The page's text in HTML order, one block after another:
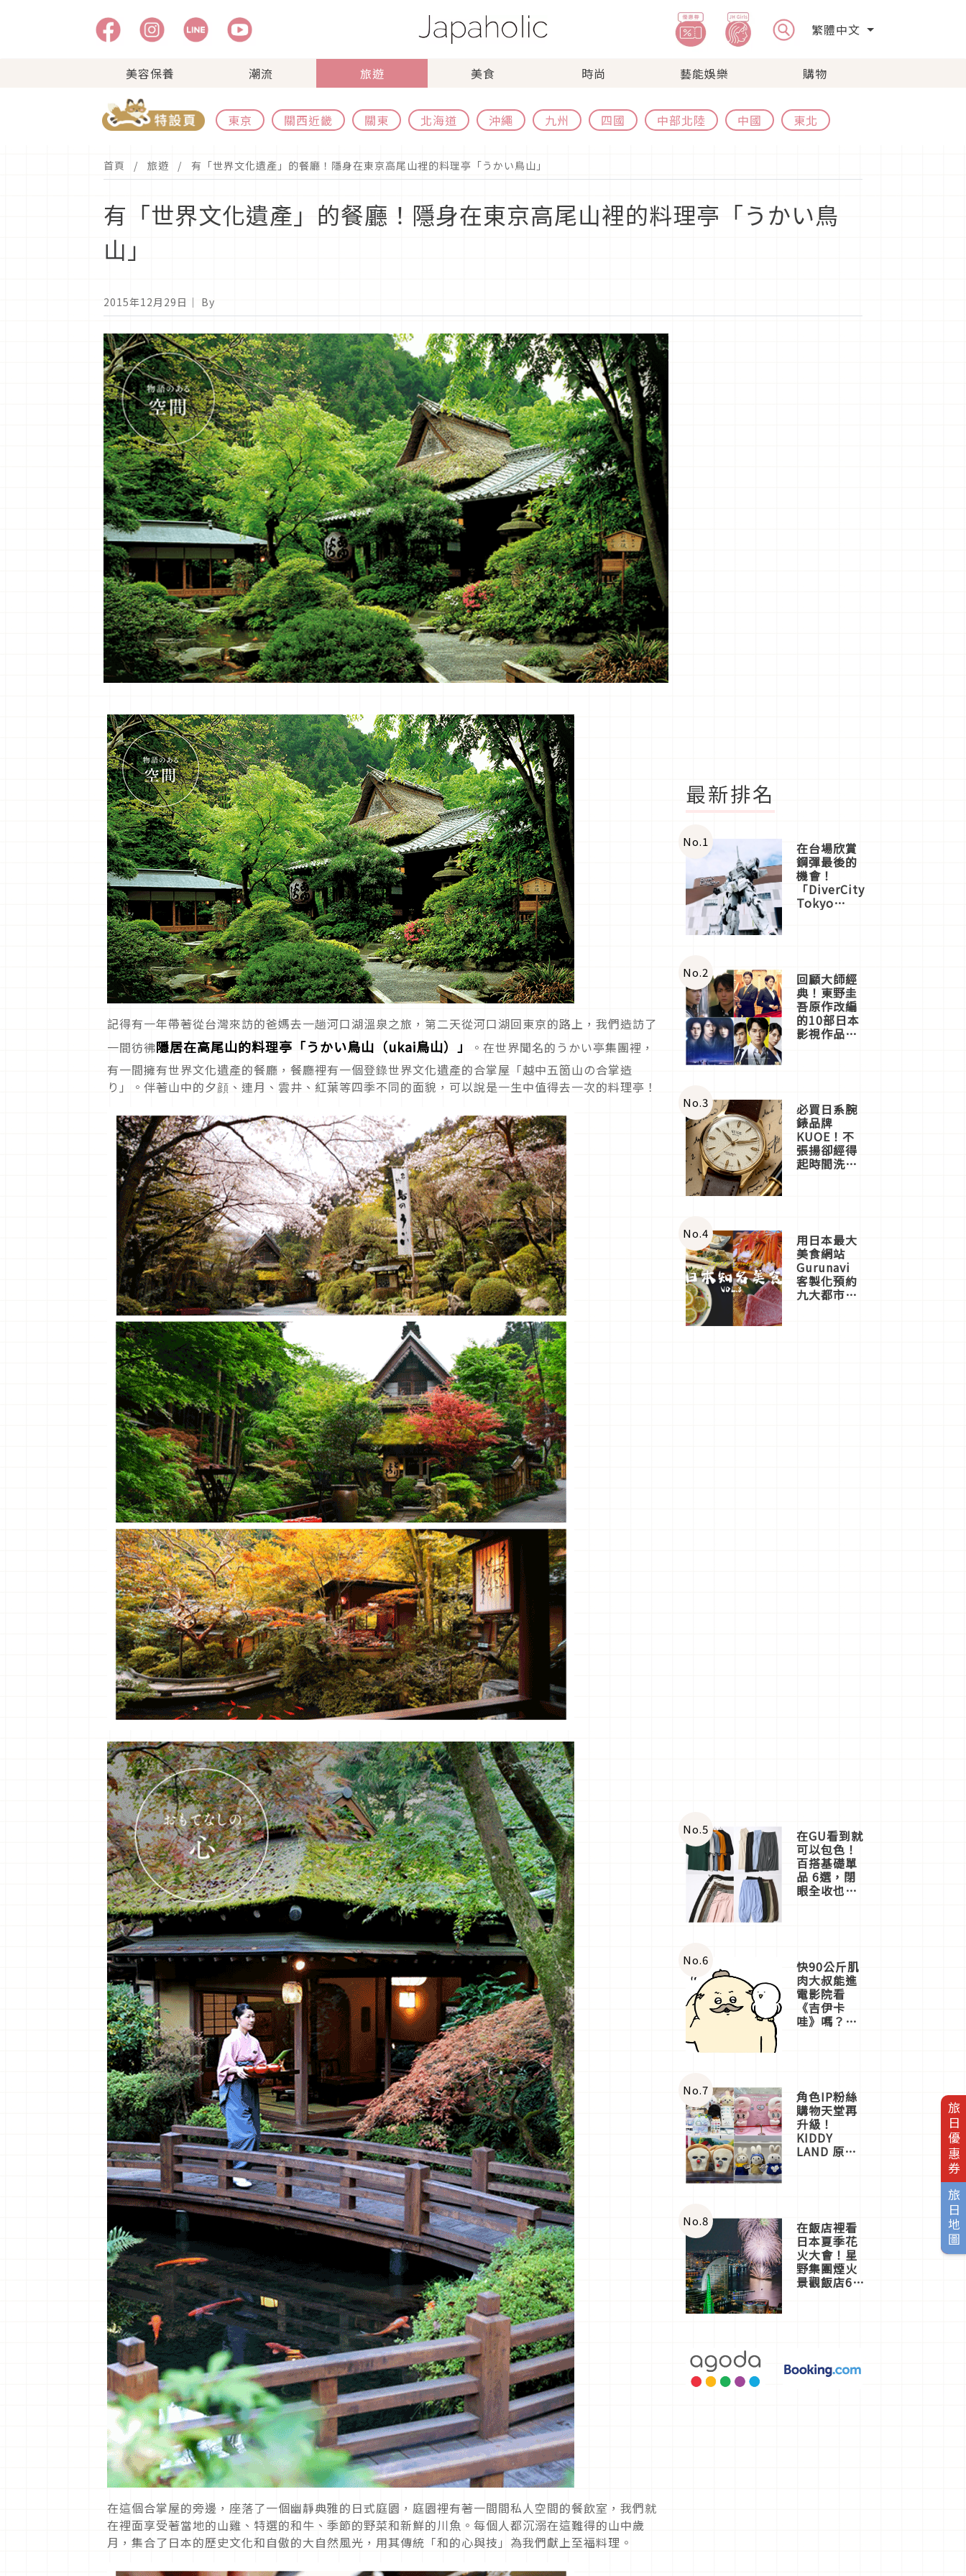
繁體中文
美容保養 潮流 旅遊 美食 時尚 藝能娛樂 購物
東京 關西近畿 關東 北海道 沖繩 九州 四國 中部北陸 中國 東北
旅日優惠券
旅日地圖
首頁 旅遊 有「世界文化遺產」的餐廳！隱身在東京高尾山裡的料理亭「うかい鳥山」
有「世界文化遺產」的餐廳！隱身在東京高尾山裡的料理亭「うかい鳥
山」
2015年12月29日 ｜ By
記得有一年帶著從台灣來訪的爸媽去一趟河口湖溫泉之旅，第二天從河口湖回東京的路上，我們造訪了
一間彷彿隱居在高尾山的料理亭「うかい鳥山（ukai鳥山）」
。在世界聞名的うかい亭集團裡，
有一間擁有世界文化遺產的餐廳，餐廳裡有一個登錄世界文化遺產的合掌屋「越中五箇山の合掌造
り」。伴著山中的夕顔、連月、雲井、紅葉等四季不同的面貌，可以說是一生中值得去一次的料理亭！
在這個合掌屋的旁邊，座落了一個幽靜典雅的日式庭園，庭園裡有著一間間私人空間的餐飲室，我們就
在裡面享受著當地的山雞、特選的和牛、季節的野菜和新鮮的川魚。每個人都沉溺在這難得的山中歲
月，集合了日本的歷史文化和自傲的大自然風光，用其傳統「和的心與技」為我們獻上至福料理。
最新排名
No.1 在台場欣賞
鋼彈最後的
機會！
「DiverCity
Tokyo
體驗
No.2 回顧大師經
典！東野圭
吾原作改編
的10部日本
影視作品推
No.3 必買日系腕
錶品牌
KUOE！不
張揚卻經得
起時間洗鍊
No.4 用日本最大
美食網站
Gurunavi
客製化預約
九大都市餐
No.5 在GU看到就
可以包色！
百搭基礎單
品 6選，閉
眼全收也不
No.6 快90公斤肌
肉大叔能進
電影院看
《吉伊卡
哇》嗎？日
一同給出了
答案
No.7 角色IP粉絲
購物天堂再
升級！
KIDDY
LAND 原宿
店3分即達
No.8 在飯店裡看
日本夏季花
火大會！星
野集團煙火
景觀飯店6